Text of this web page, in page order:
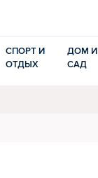
СПОРТ И
ОТДЫХ
ДОМ И
САД